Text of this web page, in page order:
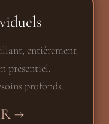
entièrement
présentiel,
profonds.
→